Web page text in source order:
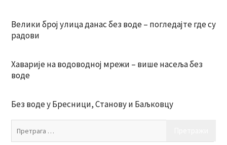
Велики број улица данас без воде – погледајте где су
радови
Хаварије на водоводној мрежи – више насеља без
воде
Без воде у Бресници, Станову и Баљковцу